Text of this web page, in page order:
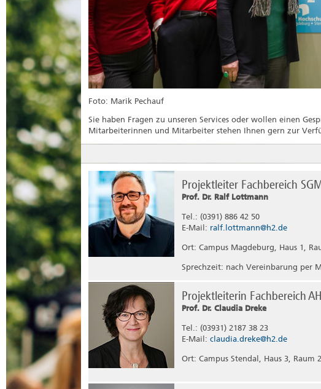
Foto: Marik Pechauf
Sie haben Fragen zu unseren Services oder wollen einen
Mitarbeiterinnen und Mitarbeiter stehen Ihnen gern zur
Projektleiter Fachbereich
Prof. Dr. Ralf Lottmann
Tel.: (0391) 886 42 50
E-Mail: ralf.lottmann@h2.de
Ort: Campus Magdeburg, Haus 1,
Sprechzeit: nach Vereinbarung per
Projektleiterin Fachbereich
Prof. Dr. Claudia Dreke
Tel.: (03931) 2187 38 23
E-Mail: claudia.dreke@h2.de
Ort: Campus Stendal, Haus 3, Raum